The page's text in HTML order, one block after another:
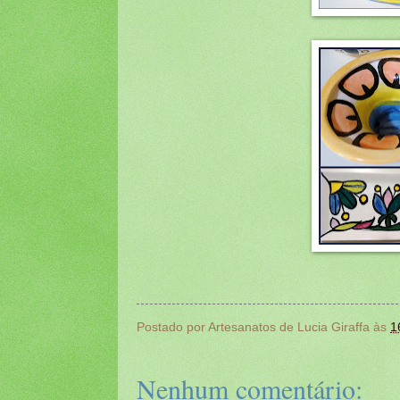
Postado por Artesanatos de Lucia Giraffa às
Nenhum comentário: